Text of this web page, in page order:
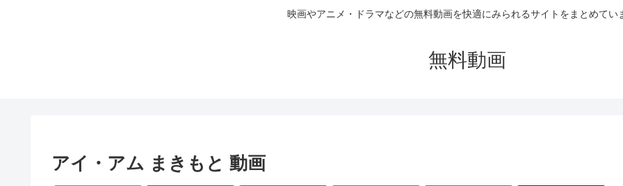
映画やアニメ・ドラマなどの無料動画を快適にみられるサイトをまとめてい
無料動画
アイ・アム まきもと 動画